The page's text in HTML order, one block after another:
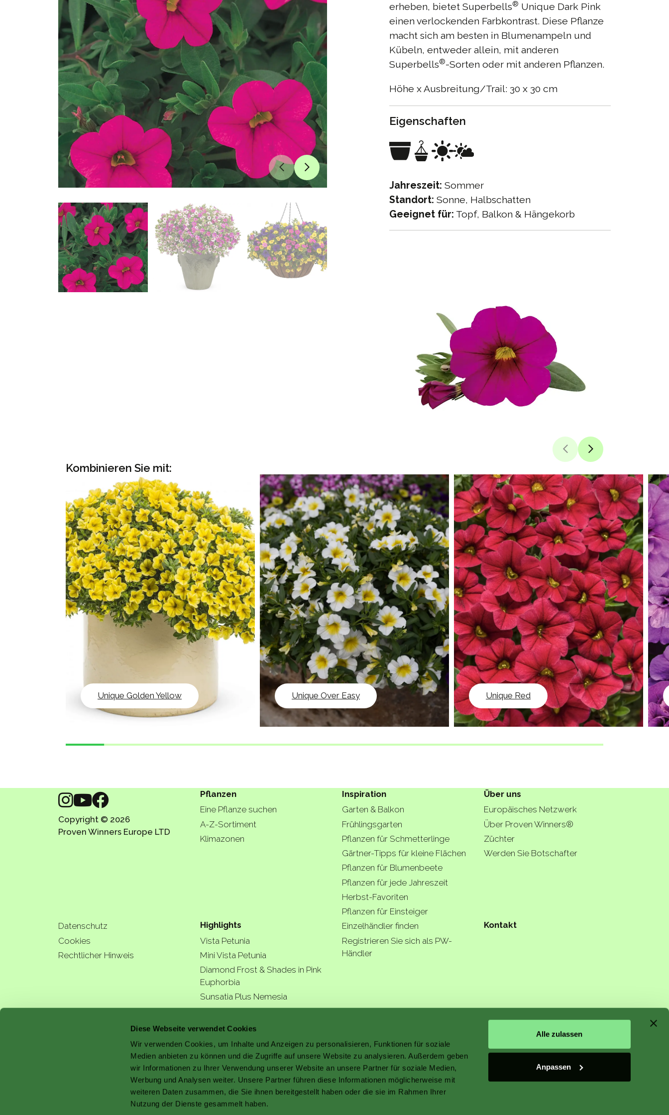
Diese Webseite verwendet Cookies
Wir verwenden Cookies, um Inhalte und Anzeigen zu personalisieren, Funktionen für soziale
Medien anbieten zu können und die Zugriffe auf unsere Website zu analysieren. Außerdem geben
wir Informationen zu Ihrer Verwendung unserer Website an unsere Partner für soziale Medien,
Werbung und Analysen weiter. Unsere Partner führen diese Informationen möglicherweise mit
weiteren Daten zusammen, die Sie ihnen bereitgestellt haben oder die sie im Rahmen Ihrer
Nutzung der Dienste gesammelt haben.
Alle zulassen
Anpassen
erheben, bietet Superbells® Unique Dark Pink
einen verlockenden Farbkontrast. Diese Pflanze
macht sich am besten in Blumenampeln und
Kübeln, entweder allein, mit anderen
Superbells®-Sorten oder mit anderen Pflanzen.
Höhe x Ausbreitung/Trail: 30 x 30 cm
Eigenschaften
Jahreszeit: Sommer
Standort: Sonne, Halbschatten
Geeignet für: Topf, Balkon & Hängekorb
Kombinieren Sie mit:
Unique Golden Yellow Unique Over Easy Unique Red
Copyright © 2026
Proven Winners Europe LTD
Pflanzen
Eine Pflanze suchen
A-Z-Sortiment
Klimazonen
Inspiration
Garten & Balkon
Frühlingsgarten
Pflanzen für Schmetterlinge
Gärtner-Tipps für kleine Flächen
Pflanzen für Blumenbeete
Pflanzen für jede Jahreszeit
Herbst-Favoriten
Pflanzen für Einsteiger
Über uns
Europäisches Netzwerk
Über Proven Winners®
Züchter
Werden Sie Botschafter
Datenschutz
Cookies
Rechtlicher Hinweis
Highlights
Vista Petunia
Mini Vista Petunia
Diamond Frost & Shades in Pink
Euphorbia
Sunsatia Plus Nemesia
Hydrangea Arborescens
Einzelhändler finden
Registrieren Sie sich als PW-
Händler
Kontakt
a better garden starts